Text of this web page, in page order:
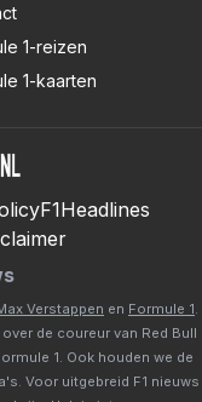
1-reizen
1-kaarten
F1Headlines
Verstappen en Formule 1.
de coureur van Red Bull
1. Ook houden we de
Voor uitgebreid F1 nieuws